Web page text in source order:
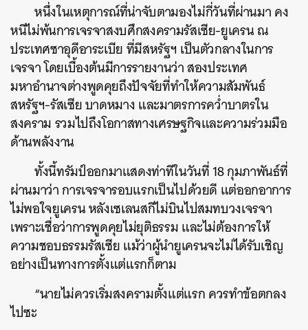
หนึ่งในเหตุการณ์ที่น่าจับตามองไม่กี่วันที่ผ่านมา คง
หนีไม่พ้นการเจรจาสงบศึกสงครามรัสเซีย-ยูเครน ณ
ประเทศซาอุดีอาระเบีย ที่มีสหรัฐฯ เป็นตัวกลางในการ
เจรจา โดยเบื้องต้นมีการรายงานว่า สองประเทศ
มหาอำนาจต่างพูดคุยถึงปัจจัยที่ทำให้ความสัมพันธ์
สหรัฐฯ-รัสเซีย บาดหมาง และมาตรการคว่ำบาตรใน
สงคราม รวมไปถึงโอกาสทางเศรษฐกิจและความร่วมมือ
ด้านพลังงาน
ทั้งนี้ทรัมป์ออกมาแสดงท่าทีในวันที่ 18 กุมภาพันธ์ที่
ผ่านมาว่า การเจรจารอบแรกเป็นไปด้วยดี แต่ออกอาการ
ไม่พอใจยูเครน หลังเซเลนสกีไม่บินไปสมทบวงเจรจา
เพราะเชื่อว่าการพูดคุยไม่ยุติธรรม และไม่ต้องการให้
ความชอบธรรมรัสเซีย แม้ว่าผู้นำยูเครนจะไม่ได้รับเชิญ
อย่างเป็นทางการตั้งแต่แรกก็ตาม
“นายไม่ควรเริ่มสงครามตั้งแต่แรก ควรทำข้อตกลง
ไปซะ